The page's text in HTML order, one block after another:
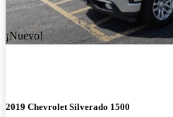
¡Nuevo!
2019 Chevrolet Silverado 1500